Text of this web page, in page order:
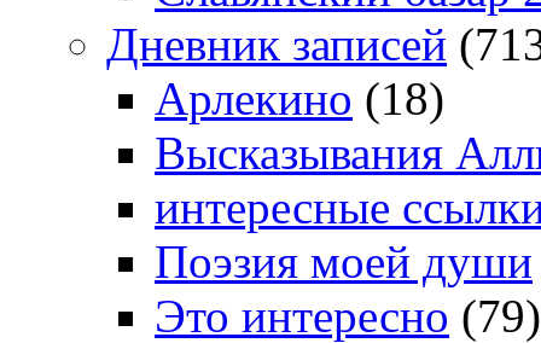
Дневник записей
Арлекино (18)
Высказывания
интересные
Поэзия моей души
Это интересно (79)